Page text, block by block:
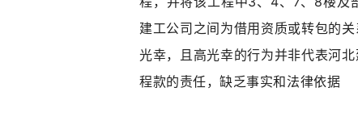
建工公司之间为借用资质或转包的
光幸，且高光幸的行为并非代表河
程款的责任，缺乏事实和法律依据